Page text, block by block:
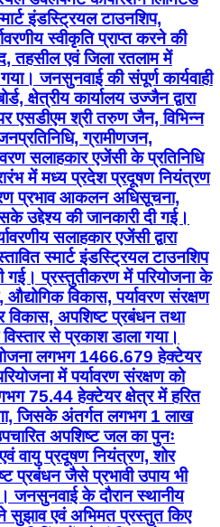
इंडस्ट्रियल टाउनशिप,
स्वीकृति प्राप्त करने की
तहसील एवं जिला रतलाम में
जनसुनवाई की संपूर्ण कार्यवाही
क्षेत्रीय कार्यालय उज्जैन द्वारा
एसडीएम श्री तरुण जैन, विभिन्न
ग्रामीणजन,
सलाहकार एजेंसी के प्रतिनिधि
में मध्य प्रदेश प्रदूषण नियंत्रण
प्रभाव आकलन अधिसूचना,
उद्देश्य की जानकारी दी गई।
सलाहकार एजेंसी द्वारा
स्मार्ट इंडस्ट्रियल टाउनशिप
गई। प्रस्तुतीकरण में परियोजना के
विकास, पर्यावरण संरक्षण
विकास, अपशिष्ट प्रबंधन तथा
से प्रकाश डाला गया।
लगभग 1466.679 हेक्टेयर
में पर्यावरण संरक्षण को
75.44 हेक्टेयर क्षेत्र में हरित
जिसके अंतर्गत लगभग 1 लाख
अपशिष्ट जल का पुनः
वायु प्रदूषण नियंत्रण, शोर
प्रबंधन जैसे प्रभावी उपाय भी
जनसुनवाई के दौरान स्थानीय
सुझाव एवं अभिमत प्रस्तुत किए